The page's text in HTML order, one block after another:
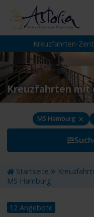
Startseite
Top-Angebote
Reiseziele
Themen
Reedereien
Wissen
Kreuzfahrten-
Kreuzfahrten mit
MS Hamburg ×
Startseite
MS Hamburg
12 Angebote